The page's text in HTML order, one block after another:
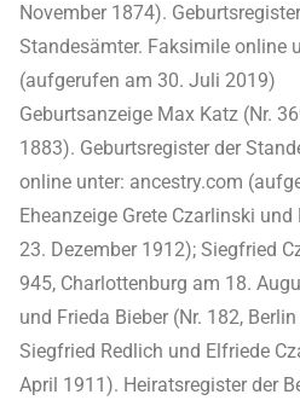
November 1874).
Standesämter. Faksimile online
(aufgerufen am 30. Juli 2019)
Geburtsanzeige Max Katz (Nr.
1883). Geburtsregister der
online unter: ancestry.com
Eheanzeige Grete Czarlinski
23. Dezember 1912); Siegfried
945, Charlottenburg am 18.
und Frieda Bieber (Nr. 182,
Siegfried Redlich und Elfriede
April 1911). Heiratsregister der